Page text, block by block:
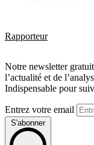
Rapporteur
Notre newsletter
l’actualité et de
Indispensable pour
Entrez votre email
S'abonner